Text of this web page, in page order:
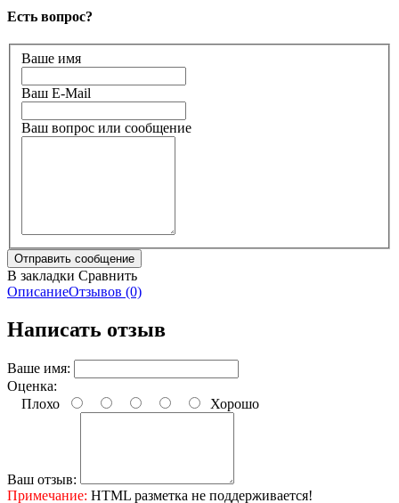
Есть вопрос?
Ваше имя
Ваш E-Mail
Ваш вопрос или сообщение
В закладки Сравнить
ОписаниеОтзывов (0)
Написать отзыв
Ваше имя:
Оценка:
Плохо
Хорошо
Ваш отзыв:
Примечание: HTML разметка не поддерживается!